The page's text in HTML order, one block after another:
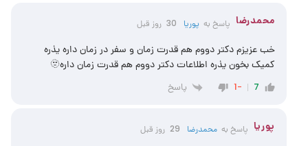
محمدرضا پاسخ به پوریا 30 روز قبل
خب عزیزم دکتر دووم هم قدرت زمان و سفر در زمان داره یذره
کمیک بخون یذره اطلاعات دکتر دووم هم قدرت زمان داره🫥
7
-1 پاسخ
پوریا پاسخ بهمحمدرضا 29 روز قبل